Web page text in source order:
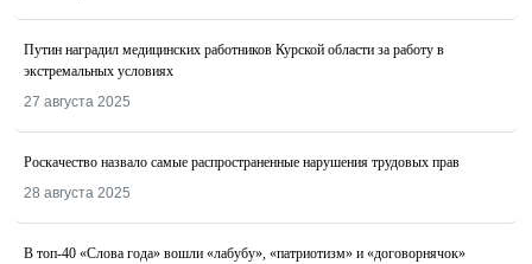
Путин наградил медицинских работников Курской области за работу в
экстремальных условиях
27 августа 2025
Роскачество назвалo самые распространенные нарушения трудовых прав
28 августа 2025
В топ-40 «Слова года» вошли «лабубу», «патриотизм» и «договорнячок»